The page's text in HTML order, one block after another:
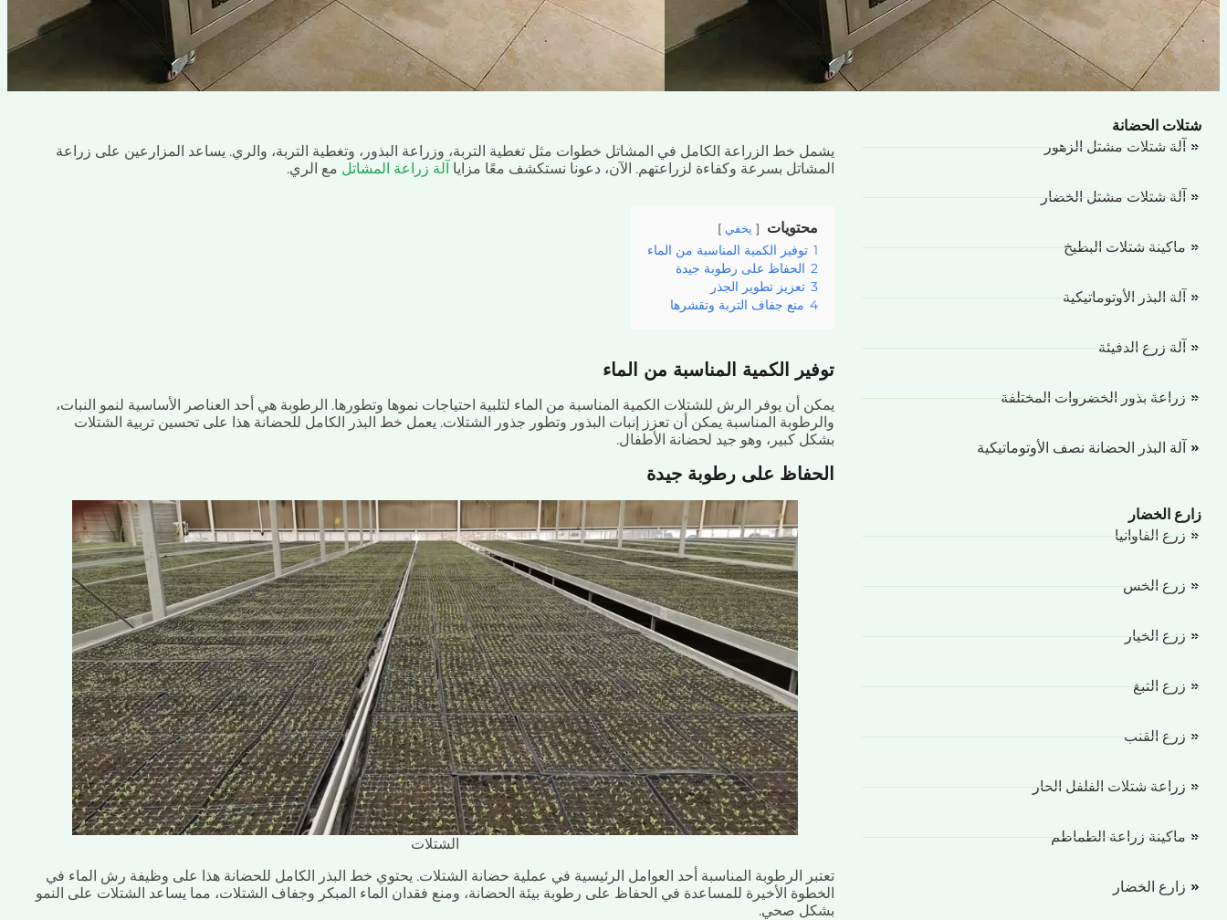
شتلات الحضانة
آلة شتلات مشتل الزهور
آلة شتلات مشتل الخضار
ماكينة شتلات البطيخ
آلة البذر الأوتوماتيكية
آلة زرع الدفيئة
زراعة بذور الخضروات المختلفة
آلة البذر الحضانة نصف الأوتوماتيكية
زارع الخضار
زرع الفاوانيا
زرع الخس
زرع الخيار
زرع التبغ
زرع القنب
زراعة شتلات الفلفل الحار
ماكينة زراعة الطماطم
زارع الخضار
يشمل خط الزراعة الكامل في المشاتل خطوات مثل تغطية التربة، وزراعة البذور، وتغطية التربة، والري. يساعد المزارعين على زراعة
المشاتل بسرعة وكفاءة لزراعتهم. الآن، دعونا نستكشف معًا مزايا آلة زراعة المشاتل مع الري.
محتويات يخفي
1 توفير الكمية المناسبة من الماء
2 الحفاظ على رطوبة جيدة
3 تعزيز تطوير الجذر
4 منع جفاف التربة وتقشرها
توفير الكمية المناسبة من الماء
يمكن أن يوفر الرش للشتلات الكمية المناسبة من الماء لتلبية احتياجات نموها وتطورها. الرطوبة هي أحد العناصر الأساسية لنمو النبات،
والرطوبة المناسبة يمكن أن تعزز إنبات البذور وتطور جذور الشتلات. يعمل خط البذر الكامل للحضانة هذا على تحسين تربية الشتلات
بشكل كبير، وهو جيد لحضانة الأطفال.
الحفاظ على رطوبة جيدة
الشتلات
تعتبر الرطوبة المناسبة أحد العوامل الرئيسية في عملية حضانة الشتلات. يحتوي خط البذر الكامل للحضانة هذا على وظيفة رش الماء في
الخطوة الأخيرة للمساعدة في الحفاظ على رطوبة بيئة الحضانة، ومنع فقدان الماء المبكر وجفاف الشتلات، مما يساعد الشتلات على النمو
بشكل صحي.